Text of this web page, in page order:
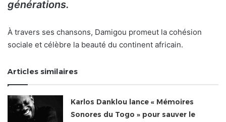
générations.
À travers ses chansons, Damigou promeut la cohésion
sociale et célèbre la beauté du continent africain.
Articles similaires
Karlos Danklou lance « Mémoires
Sonores du Togo » pour sauver le